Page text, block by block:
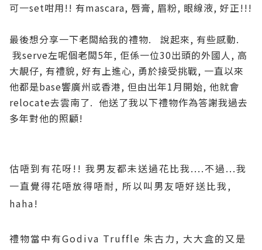
可一set咁用!! 有mascara, 唇膏, 眉粉, 眼線液, 好正!!!
最後想分享一下老闆給我的禮物. 說起來, 有些感動.
我serve左呢個老闆5年, 佢係一位30出頭的外國人, 高
大靚仔, 有禮貌, 好有上進心, 勇於接受挑戰, 一直以來
他都是base響廣州或香港, 但由出年1月開始, 他就會
relocate去雲南了. 他送了我以下禮物作為答謝我過去
多年對他的照顧!
估唔到有花呀!! 我男友都未送過花比我....不過...我
一直覺得花唔放得唔耐, 所以叫男友唔好送比我,
haha!
禮物當中有Godiva Truffle 朱古力, 大大盒的又是